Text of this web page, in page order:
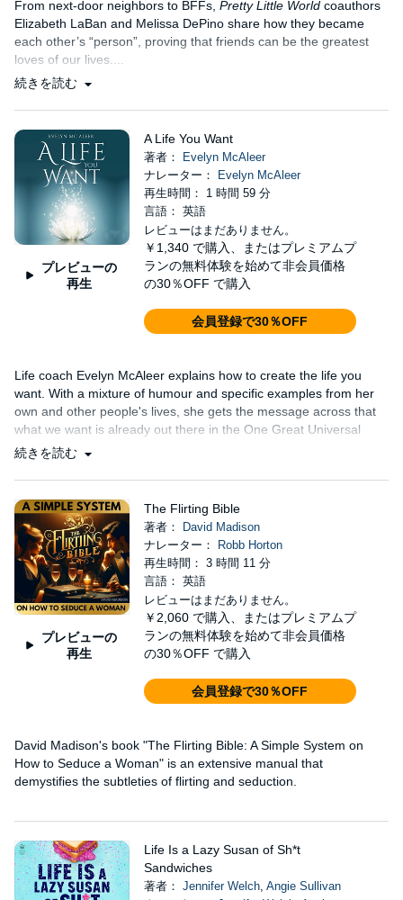
From next-door neighbors to BFFs, Pretty Little World coauthors
Elizabeth LaBan and Melissa DePino share how they became
each other’s “person”, proving that friends can be the greatest
loves of our lives....
続きを読む
プレビューの
再生
A Life You Want
著者：
Evelyn McAleer
ナレーター：
Evelyn McAleer
再生時間： 1 時間 59 分
言語： 英語
レビューはまだありません。
￥1,340 で購入、またはプレミアムプ
ランの無料体験を始めて非会員価格
の30％OFF で購入
会員登録で30％OFF
Life coach Evelyn McAleer explains how to create the life you
want. With a mixture of humour and specific examples from her
own and other people's lives, she gets the message across that
what we want is already out there in the One Great Universal
Energy we call God....
続きを読む
プレビューの
再生
The Flirting Bible
著者：
David Madison
ナレーター：
Robb Horton
再生時間： 3 時間 11 分
言語： 英語
レビューはまだありません。
￥2,060 で購入、またはプレミアムプ
ランの無料体験を始めて非会員価格
の30％OFF で購入
会員登録で30％OFF
David Madison's book "The Flirting Bible: A Simple System on
How to Seduce a Woman" is an extensive manual that
demystifies the subtleties of flirting and seduction.
Life Is a Lazy Susan of Sh*t
Sandwiches
著者： Jennifer Welch, Angie Sullivan